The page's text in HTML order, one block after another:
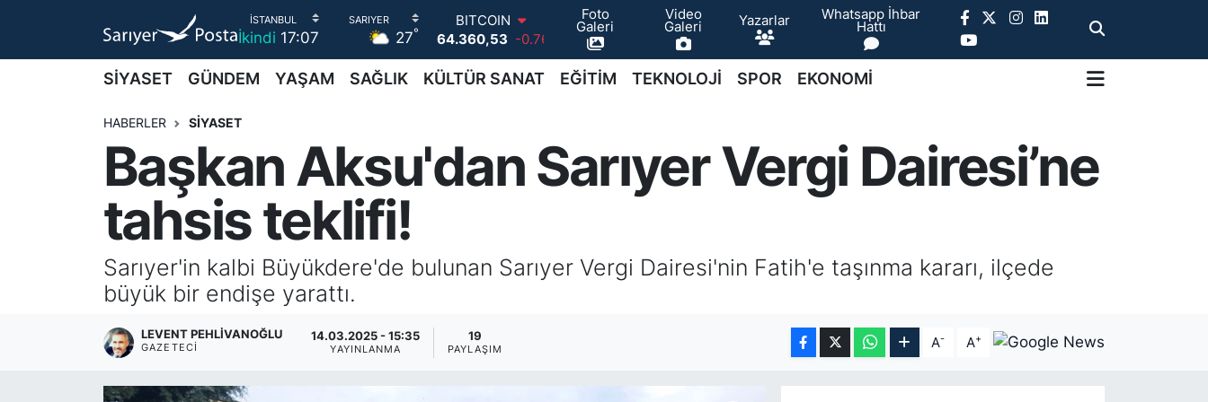
İkindi 17:07 27°
DOLAR
47,7069
0.17
EURO
55,0265 0.01
6618.49 2.12
BİST100
13.887
64
Foto
Galeri
Video
Galeri Yazarlar Whatsapp İhbar
Hattı
SİYASET GÜNDEM YAŞAM SAĞLIK KÜLTÜR SANAT EĞİTİM TEKNOLOJİ SPOR EKONOMİ
HABERLER SİYASET
Başkan Aksu'dan Sarıyer Vergi Dairesi’ne
tahsis teklifi!
Sarıyer'in kalbi Büyükdere'de bulunan Sarıyer Vergi Dairesi'nin Fatih'e taşınma kararı, ilçede
büyük bir endişe yarattı.
LEVENT PEHLIVANOĞLU
GAZETECI
14.03.2025 - 15:35
YAYINLANMA
19
PAYLAŞIM A- A+
AKTUEL
ALT MANŞETLER
EKONOMİ
FOTO GALERİ
GÜNCEL HABERLER
GÜNDEM
İstanbul Nöbetçi Eczaneler
İstanbul Hava Durumu
İstanbul Namaz Vakitleri
İstanbul Trafik Yoğunluk Haritası
Tüm Manşetler
Son Dakika Haberleri
Haber Arşivi